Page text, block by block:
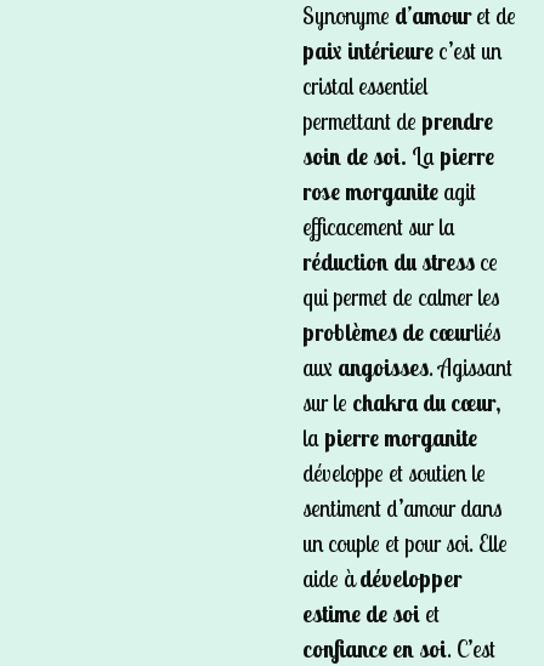
Synonyme d’amouret de
paix intérieure c’est un
cristal essentiel
permettant de prendre
soin de soi. La pierre
rose morganite agit
efficacement sur la
réduction du stress ce
qui permet de calmer les
problèmes de cœurliés
aux angoisses. Agissant
sur le chakra du cœur,
la pierre morganite
développe et soutien le
sentiment d’amour dans
un couple et pour soi. Elle
aide àdévelopper
estime de soi et
confiance en soi. C’est